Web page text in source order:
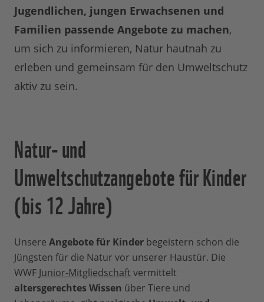
Jugendlichen, jungen Erwachsenen und
Familien passende Angebote zu machen,
um sich zu informieren, Natur hautnah zu
erleben und gemeinsam für den Umweltschutz
aktiv zu sein.
Natur- und
Umweltschutzangebote für Kinder
(bis 12 Jahre)
Unsere Angebote für Kinder begeistern schon die
Jüngsten für die Natur vor unserer Haustür. Die
WWF Junior-Mitgliedschaft vermittelt
altersgerechtes Wissen über Tiere und